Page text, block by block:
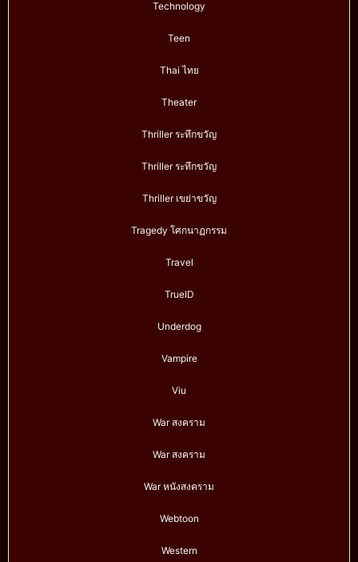
Technology
Teen
Thai ไทย
Theater
Thriller ระทึกขวัญ
Thriller ระทึกขวัญ
Thriller เขย่าขวัญ
Tragedy โศกนาฏกรรม
Travel
TrueID
Underdog
Vampire
Viu
War สงคราม
War สงคราม
War หนังสงคราม
Webtoon
Western